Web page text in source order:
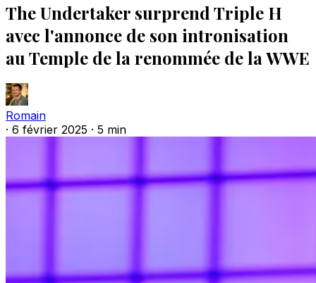
The Undertaker surprend Triple H
avec l'annonce de son intronisation
au Temple de la renommée de la WWE
Romain
· 6 février 2025 · 5 min